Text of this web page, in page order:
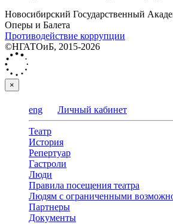
Новосибирский Государственный
Оперы и Балета
Противодействие коррупции
©НГАТОиБ, 2015-2026
×
eng Личный кабинет
Театр
История
Репертуар
Гастроли
Люди
Правила посещения театра
Людям с ограниченными
Партнеры
Документы